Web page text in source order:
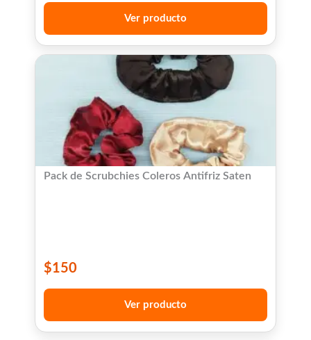
Ver producto
Pack de Scrubchies Coleros Antifriz Saten
$150
Ver producto